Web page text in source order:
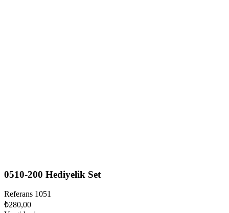
0510-200 Hediyelik Set
Referans 1051
₺280,00